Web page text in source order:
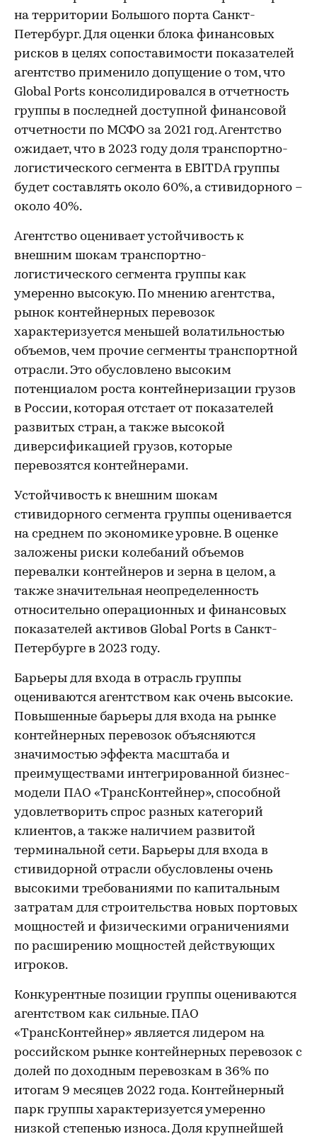
на территории Большого порта Санкт-
Петербург. Для оценки блока финансовых
рисков в целях сопоставимости показателей
агентство применило допущение о том, что
Global Ports консолидировался в отчетность
группы в последней доступной финансовой
отчетности по МСФО за 2021 год. Агентство
ожидает, что в 2023 году доля транспортно-
логистического сегмента в EBITDA группы
будет составлять около 60%, а стивидорного –
около 40%.
Агентство оценивает устойчивость к
внешним шокам транспортно-
логистического сегмента группы как
умеренно высокую. По мнению агентства,
рынок контейнерных перевозок
характеризуется меньшей волатильностью
объемов, чем прочие сегменты транспортной
отрасли. Это обусловлено высоким
потенциалом роста контейнеризации грузов
в России, которая отстает от показателей
развитых стран, а также высокой
диверсификацией грузов, которые
перевозятся контейнерами.
Устойчивость к внешним шокам
стивидорного сегмента группы оценивается
на среднем по экономике уровне. В оценке
заложены риски колебаний объемов
перевалки контейнеров и зерна в целом, а
также значительная неопределенность
относительно операционных и финансовых
показателей активов Global Ports в Санкт-
Петербурге в 2023 году.
Барьеры для входа в отрасль группы
оцениваются агентством как очень высокие.
Повышенные барьеры для входа на рынке
контейнерных перевозок объясняются
значимостью эффекта масштаба и
преимуществами интегрированной бизнес-
модели ПАО «ТрансКонтейнер», способной
удовлетворить спрос разных категорий
клиентов, а также наличием развитой
терминальной сети. Барьеры для входа в
стивидорной отрасли обусловлены очень
высокими требованиями по капитальным
затратам для строительства новых портовых
мощностей и физическими ограничениями
по расширению мощностей действующих
игроков.
Конкурентные позиции группы оцениваются
агентством как сильные. ПАО
«ТрансКонтейнер» является лидером на
российском рынке контейнерных перевозок с
долей по доходным перевозкам в 36% по
итогам 9 месяцев 2022 года. Контейнерный
парк группы характеризуется умеренно
низкой степенью износа. Доля крупнейшей